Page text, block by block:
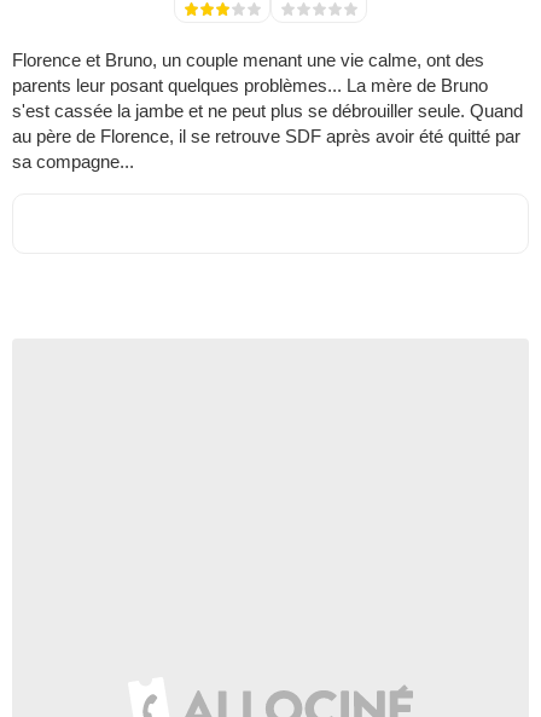
Florence et Bruno, un couple menant une vie calme, ont des
parents leur posant quelques problèmes... La mère de Bruno
s'est cassée la jambe et ne peut plus se débrouiller seule. Quand
au père de Florence, il se retrouve SDF après avoir été quitté par
sa compagne...